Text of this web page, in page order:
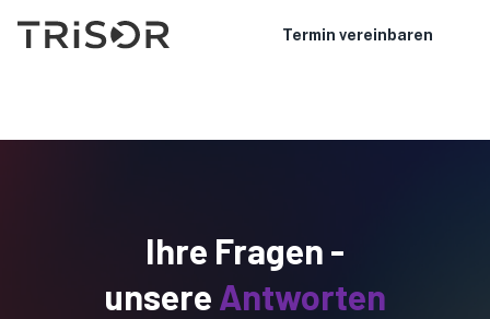
Termin vereinbaren
Ihre Fragen -
unsere Antworten